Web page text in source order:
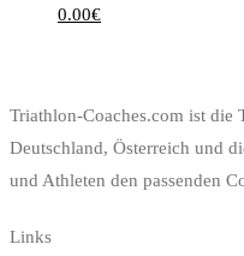
0.00€
Triathlon-Coaches.com ist die
Deutschland, Österreich und
und Athleten den passenden
Links